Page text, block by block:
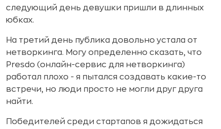
следующий день девушки пришли в длинных
юбках.
На третий день публика довольно устала от
нетворкинга. Могу определенно сказать, что
Presdo (онлайн-сервис для нетворкинга)
работал плохо - я пытался создавать какие-то
встречи, но люди просто не могли друг друга
найти.
Победителей среди стартапов я дожидаться